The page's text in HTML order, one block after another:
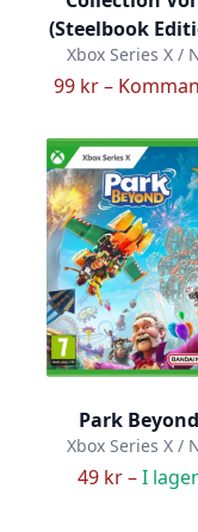
(Steelbook
Xbox Series X /
99 kr –
Park Beyond
Xbox Series X /
49 kr –I lager